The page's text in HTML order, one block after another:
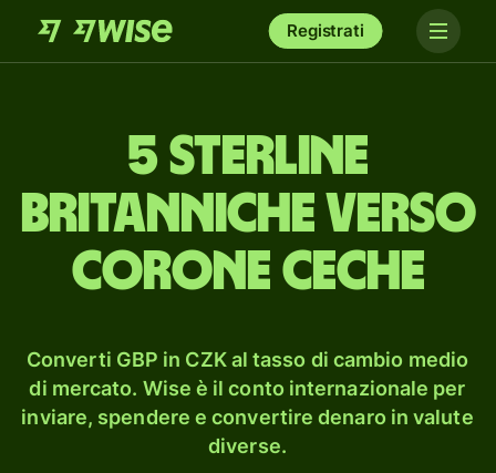
Registrati
5 sterline
britanniche verso
corone ceche
Converti GBP in CZK al tasso di cambio medio
di mercato. Wise è il conto internazionale per
inviare, spendere e convertire denaro in valute
diverse.